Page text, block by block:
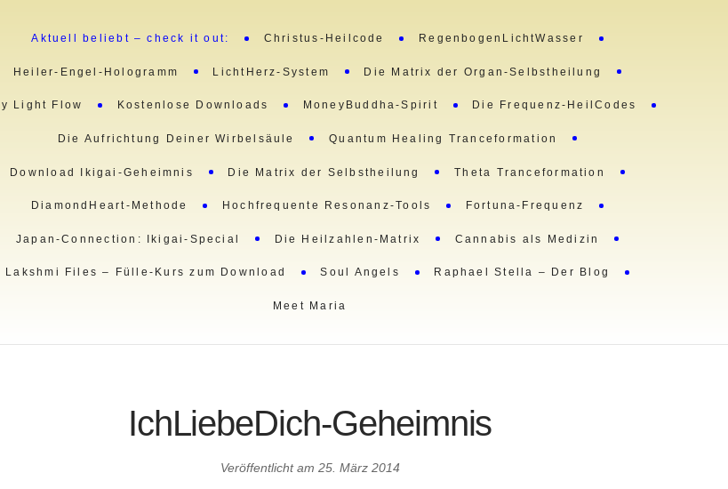
Aktuell beliebt – check it out: Christus-Heilcode RegenbogenLichtWasser
Heiler-Engel-Hologramm LichtHerz-System Die Matrix der Organ-Selbstheilung
Light Flow Kostenlose Downloads MoneyBuddha-Spirit Die Frequenz-HeilCodes
Die Aufrichtung Deiner Wirbelsäule Quantum Healing Tranceformation
Download Ikigai-Geheimnis Die Matrix der Selbstheilung Theta Tranceformation
DiamondHeart-Methode Hochfrequente Resonanz-Tools Fortuna-Frequenz
Japan-Connection: Ikigai-Special Die Heilzahlen-Matrix Cannabis als Medizin
Lakshmi Files – Fülle-Kurs zum Download Soul Angels Raphael Stella – Der Blog
Meet Maria
IchLiebeDich-Geheimnis
Veröffentlicht am 25. März 2014